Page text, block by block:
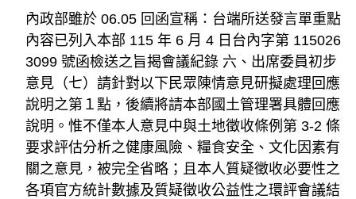
內政部雖於 06.05 回函宣稱：台端所送發言單重點
內容已列入本部 115 年 6 月 4 日台內字第 115026
3099 號函檢送之旨揭會議紀錄 六、出席委員初步
意見（七）請針對以下民眾陳情意見研擬處理回應
說明之第１點，後續將請本部國土管理署具體回應
說明。惟不僅本人意見中與土地徵收條例第 3-2 條
要求評估分析之健康風險、糧食安全、文化因素有
關之意見，被完全省略；且本人質疑徵收必要性之
各項官方統計數據及質疑徵收公益性之環評會議結